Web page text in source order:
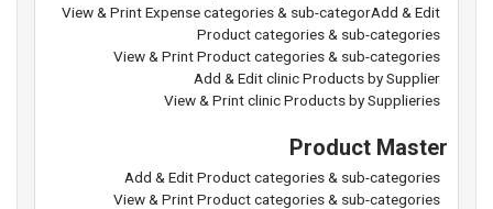
View & Print Expense categories & sub-categorAdd & Edit
Product categories & sub-categories
View & Print Product categories & sub-categories
Add & Edit clinic Products by Supplier
View & Print clinic Products by Supplieries
Product Master
Add & Edit Product categories & sub-categories
View & Print Product categories & sub-categories